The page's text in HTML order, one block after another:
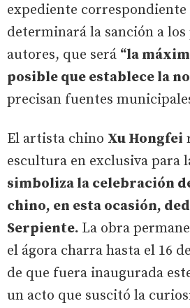
expediente correspondiente
determinará la sanción a
autores, que será “la
posible que establece la
precisan fuentes
El artista chino Xu Hongfei
escultura en exclusiva para
simboliza la celebración
chino, en esta ocasión,
Serpiente. La obra
el ágora charra hasta el 16
de que fuera inaugurada
un acto que suscitó la